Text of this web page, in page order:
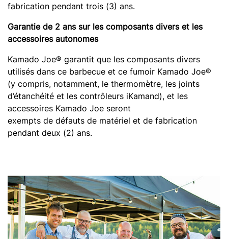
fabrication pendant trois (3) ans.
Garantie de 2 ans sur les composants divers et les
accessoires autonomes
Kamado Joe® garantit que les composants divers
utilisés dans ce barbecue et ce fumoir Kamado Joe®
(y compris, notamment, le thermomètre, les joints
d’étanchéité et les contrôleurs iKamand), et les
accessoires Kamado Joe seront
exempts de défauts de matériel et de fabrication
pendant deux (2) ans.